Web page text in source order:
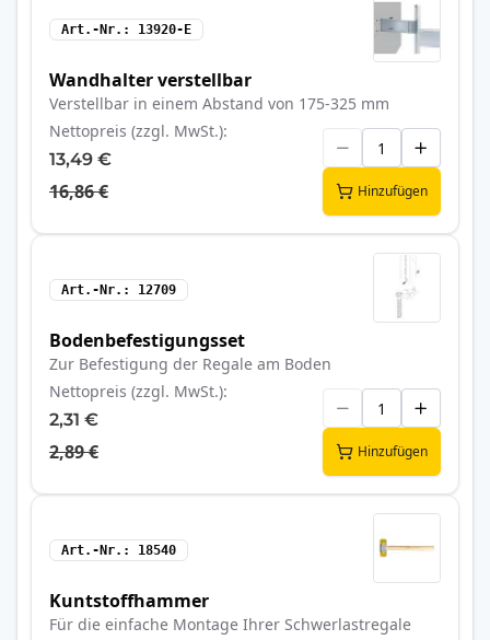
Art.-Nr. 13920-E
Wandhalter verstellbar
Verstellbar in einem Abstand von 175-325 mm
Nettopreis (zzgl. MwSt.)
13,49 €
16,86 € Hinzufügen
Art.-Nr. 12709
Bodenbefestigungsset
Zur Befestigung der Regale am Boden
Nettopreis (zzgl. MwSt.)
2,31 €
2,89 € Hinzufügen
Art.-Nr. 18540
Kuntstoffhammer
Für die einfache Montage Ihrer Schwerlastregale